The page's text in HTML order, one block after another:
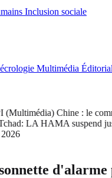
Inclusion sociale
Multimédia Éditorial
Chine : le
LA HAMA suspend